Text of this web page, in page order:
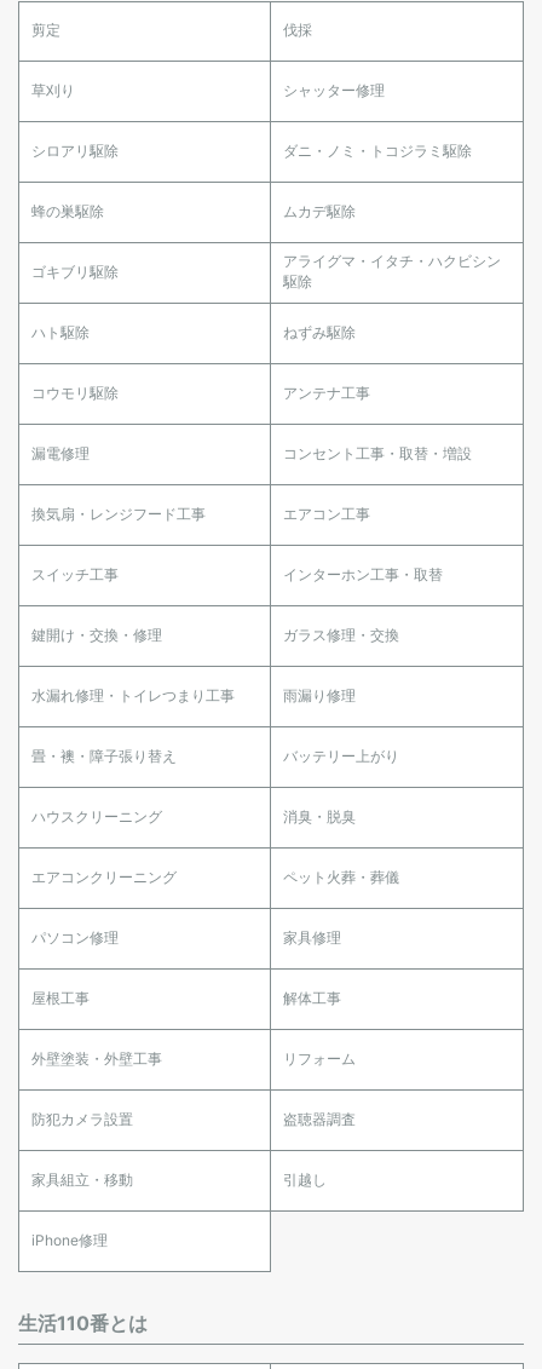
剪定 伐採
草刈り シャッター修理
シロアリ駆除 ダニ・ノミ・トコジラミ駆除
蜂の巣駆除 ムカデ駆除
ゴキブリ駆除
アライグマ・イタチ・ハクビシン
駆除
ハト駆除 ねずみ駆除
コウモリ駆除 アンテナ工事
漏電修理 コンセント工事・取替・増設
換気扇・レンジフード工事 エアコン工事
スイッチ工事 インターホン工事・取替
鍵開け・交換・修理 ガラス修理・交換
水漏れ修理・トイレつまり工事 雨漏り修理
畳・襖・障子張り替え バッテリー上がり
ハウスクリーニング 消臭・脱臭
エアコンクリーニング ペット火葬・葬儀
パソコン修理 家具修理
屋根工事 解体工事
外壁塗装・外壁工事 リフォーム
防犯カメラ設置 盗聴器調査
家具組立・移動 引越し
iPhone修理
生活110番とは